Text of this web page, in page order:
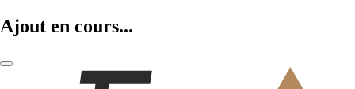
Ajout en cours...